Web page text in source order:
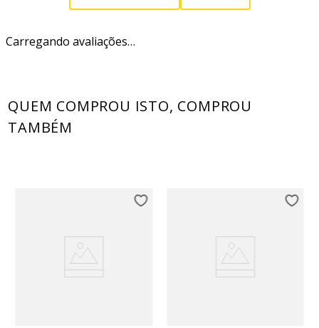
Carregando avaliações…
QUEM COMPROU ISTO, COMPROU
TAMBÉM